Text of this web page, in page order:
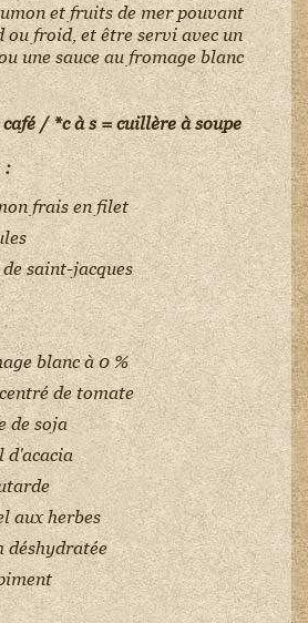
et fruits de mer pouvant
ou froid, et être servi avec un
une sauce au fromage blanc
/ *c à s = cuillère à soupe
:
frais en filet
saint-jacques
blanc à 0 %
de tomate
de soja
d'acacia
aux herbes
déshydratée